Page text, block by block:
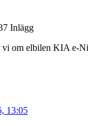
Inlägg
vi om elbilen KIA e-
13:05